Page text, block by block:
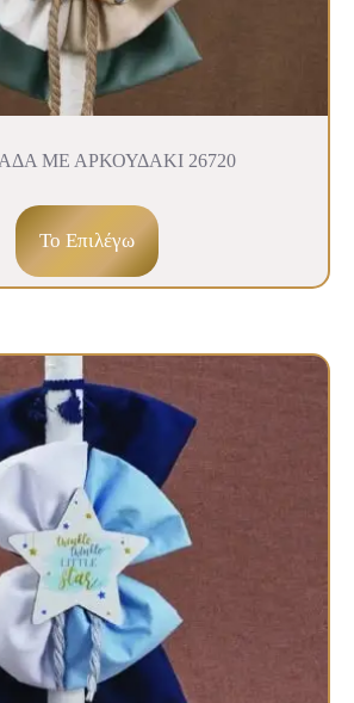
ΜΕ ΑΡΚΟΥΔΑΚΙ 26720
To Επιλέγω